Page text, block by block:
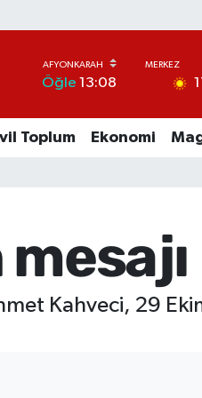
Öğle 13:08
Toplum Ekonomi
Kahveci, 29